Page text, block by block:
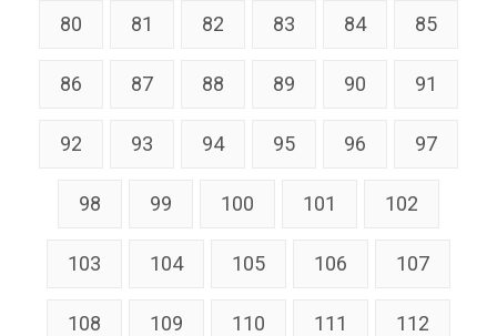
80 81 82 83 84 85
86 87 88 89 90 91
92 93 94 95 96 97
98 99 100 101 102
103 104 105 106 107
108 109 110 111 112